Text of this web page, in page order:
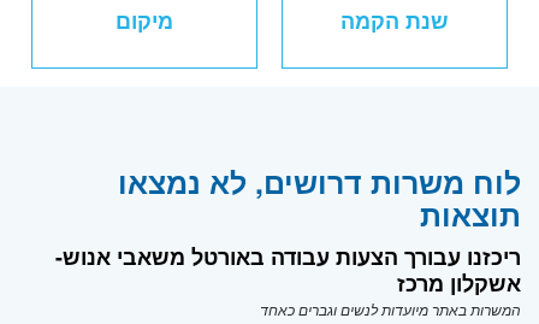
שנת הקמה מיקום
לוח משרות דרושים, לא נמצאו
תוצאות
ריכזנו עבורך הצעות עבודה באורטל משאבי אנוש-
אשקלון מרכז
המשרות באתר מיועדות לנשים וגברים כאחד